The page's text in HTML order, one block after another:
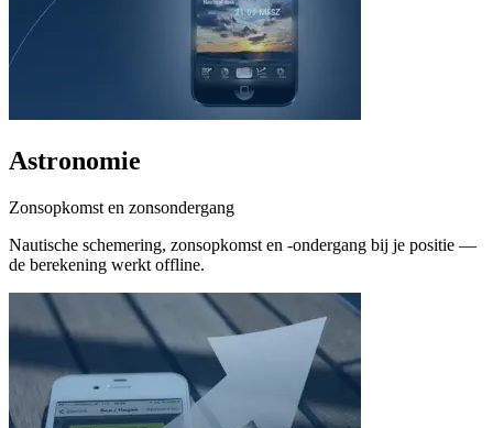
Astronomie
Zonsopkomst en zonsondergang
Nautische schemering, zonsopkomst en -ondergang bij je positie —
de berekening werkt offline.